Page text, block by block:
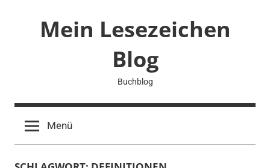
Mein Lesezeichen
Blog
Buchblog
Menü